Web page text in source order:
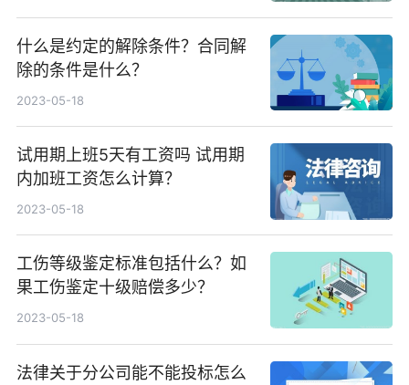
什么是约定的解除条件？合同解
除的条件是什么？
2023-05-18
试用期上班5天有工资吗 试用期
内加班工资怎么计算？
2023-05-18
工伤等级鉴定标准包括什么？如
果工伤鉴定十级赔偿多少？
2023-05-18
法律关于分公司能不能投标怎么